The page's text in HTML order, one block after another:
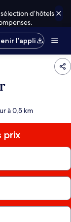
d’hôtels
l’appli
à 0,5 km
prix